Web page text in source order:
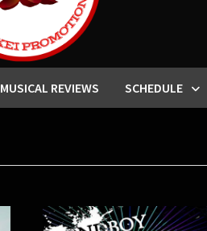
MUSICAL REVIEWS SCHEDULE